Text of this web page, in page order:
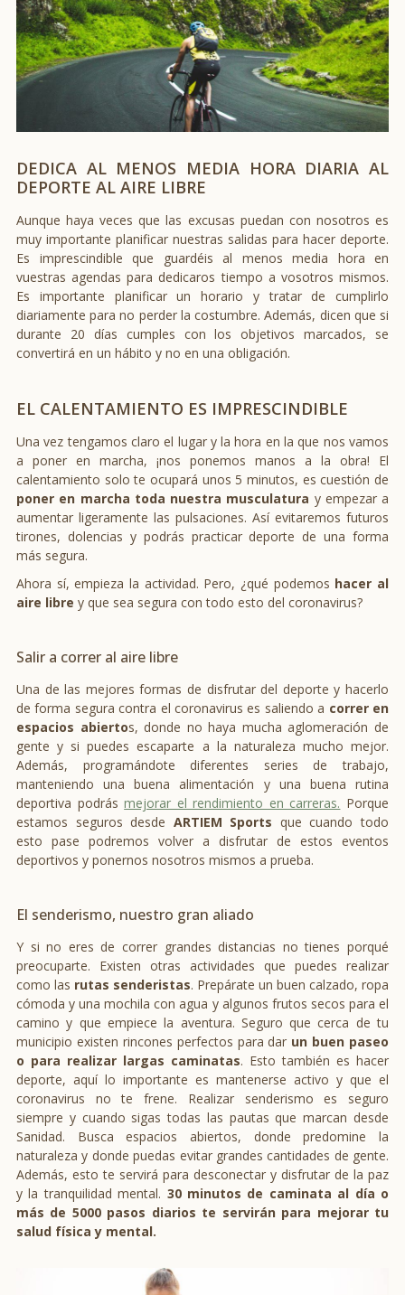
DEDICA AL MENOS MEDIA HORA DIARIA AL
DEPORTE AL AIRE LIBRE
Aunque haya veces que las excusas puedan con nosotros es
muy importante planificar nuestras salidas para hacer deporte.
Es imprescindible que guardéis al menos media hora en
vuestras agendas para dedicaros tiempo a vosotros mismos.
Es importante planificar un horario y tratar de cumplirlo
diariamente para no perder la costumbre. Además, dicen que si
durante 20 días cumples con los objetivos marcados, se
convertirá en un hábito y no en una obligación.
EL CALENTAMIENTO ES IMPRESCINDIBLE
Una vez tengamos claro el lugar y la hora en la que nos vamos
a poner en marcha, ¡nos ponemos manos a la obra! El
calentamiento solo te ocupará unos 5 minutos, es cuestión de
poner en marcha toda nuestra musculatura y empezar a
aumentar ligeramente las pulsaciones. Así evitaremos futuros
tirones, dolencias y podrás practicar deporte de una forma
más segura.
Ahora sí, empieza la actividad. Pero, ¿qué podemos hacer al
aire libre y que sea segura con todo esto del coronavirus?
Salir a correr al aire libre
Una de las mejores formas de disfrutar del deporte y hacerlo
de forma segura contra el coronavirus es saliendo a correr en
espacios abiertos, donde no haya mucha aglomeración de
gente y si puedes escaparte a la naturaleza mucho mejor.
Además, programándote diferentes series de trabajo,
manteniendo una buena alimentación y una buena rutina
deportiva podrásmejorar el rendimiento en carreras. Porque
estamos seguros desde ARTIEM Sports que cuando todo
esto pase podremos volver a disfrutar de estos eventos
deportivos y ponernos nosotros mismos a prueba.
El senderismo, nuestro gran aliado
Y si no eres de correr grandes distancias no tienes porqué
preocuparte. Existen otras actividades que puedes realizar
como las rutas senderistas. Prepárate un buen calzado, ropa
cómoda y una mochila con agua y algunos frutos secos para el
camino y que empiece la aventura. Seguro que cerca de tu
municipio existen rincones perfectos para dar un buen paseo
o para realizar largas caminatas. Esto también es hacer
deporte, aquí lo importante es mantenerse activo y que el
coronavirus no te frene. Realizar senderismo es seguro
siempre y cuando sigas todas las pautas que marcan desde
Sanidad. Busca espacios abiertos, donde predomine la
naturaleza y donde puedas evitar grandes cantidades de gente.
Además, esto te servirá para desconectar y disfrutar de la paz
y la tranquilidad mental. 30 minutos de caminata al día o
más de 5000 pasos diarios te servirán para mejorar tu
salud física y mental.